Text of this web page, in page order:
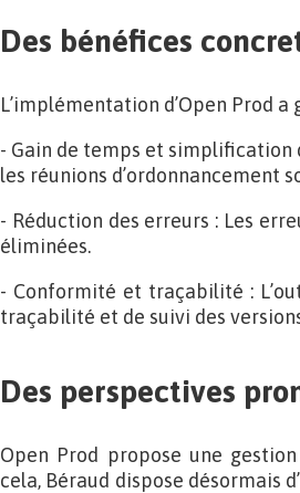
Des bénéfices
L’implémentation d’Open Prod
- Gain de temps et simplification
les réunions d’ordonnancement
- Réduction des erreurs : Les
éliminées.
- Conformité et traçabilité :
traçabilité et de suivi des
Des perspectives
Open Prod propose une
cela, Béraud dispose désormais